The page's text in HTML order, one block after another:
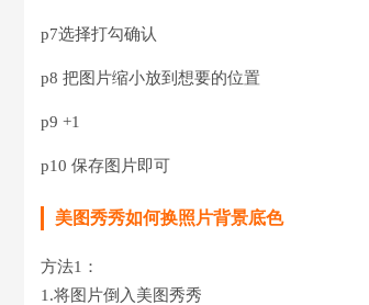
p7选择打勾确认
p8 把图片缩小放到想要的位置
p9 +1
p10 保存图片即可
美图秀秀如何换照片背景底色
方法1：
1.将图片倒入美图秀秀